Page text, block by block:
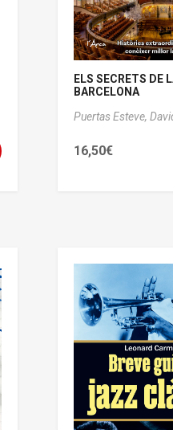
ELS SECRETS DE
BARCELONA
Puertas Esteve,
16,50€